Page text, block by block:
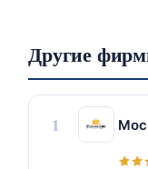
Другие
1